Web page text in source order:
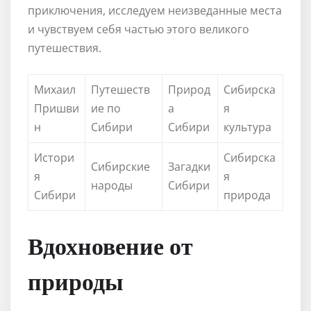
приключения, исследуем неизведанные места
и чувствуем себя частью этого великого
путешествия.
Михаил
Пришви
н
Путешеств
ие по
Сибири
Природ
а
Сибири
Сибирска
я
культура
Истори
я
Сибири
Сибирские
народы
Загадки
Сибири
Сибирска
я
природа
Вдохновение от
природы